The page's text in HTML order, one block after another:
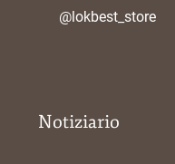
@lokbest_store
Notiziario